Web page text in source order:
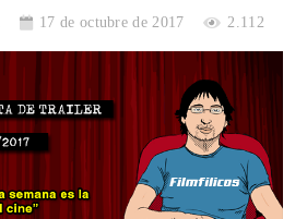
17 de octubre de 2017 2.112